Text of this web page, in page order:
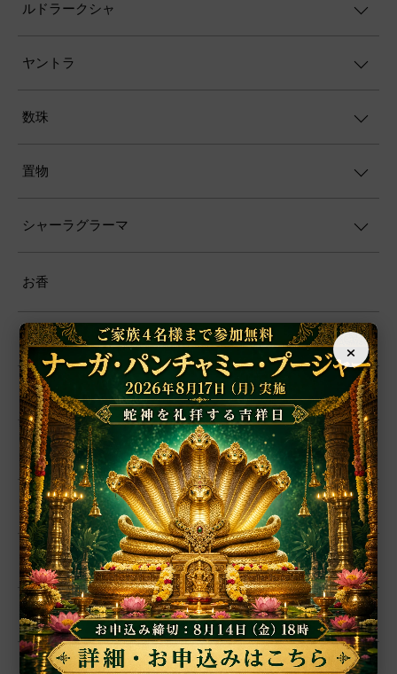
ルドラークシャ
ヤントラ
数珠
置物
シャーラグラーマ
お香
プージャー用品
プージャー・サービス
ファブリック
ヨーガ
書籍
ポスター
シーズインディア支援事業
×